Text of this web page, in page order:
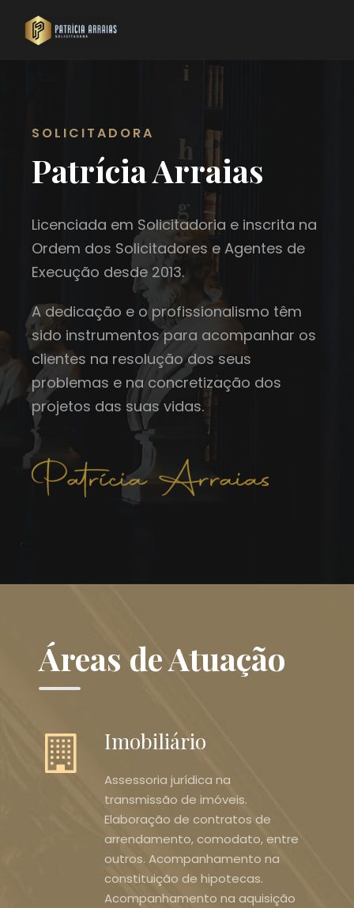
SOLICITADORA
Patrícia Arraias
Licenciada em Solicitadoria e inscrita na
Ordem dos Solicitadores e Agentes de
Execução desde 2013.
A dedicação e o profissionalismo têm
sido instrumentos para acompanhar os
clientes na resolução dos seus
problemas e na concretização dos
projetos das suas vidas.
Áreas de Atuação
Imobiliário
Assessoria jurídica na
transmissão de imóveis.
Elaboração de contratos de
arrendamento, comodato, entre
outros. Acompanhamento na
constituição de hipotecas.
Acompanhamento na aquisição